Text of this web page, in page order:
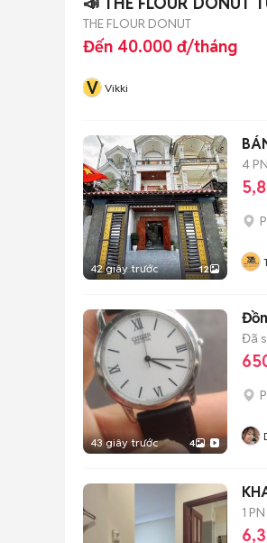
THE FLOUR DONUT
Đến 40.000 đ/tháng
V Vikki
42 giây trước 12
4 PN
43 giây trước 4
Đã
1 PN